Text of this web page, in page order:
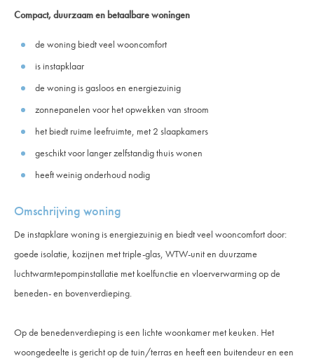
Compact, duurzaam en betaalbare woningen
de woning biedt veel wooncomfort
is instapklaar
de woning is gasloos en energiezuinig
zonnepanelen voor het opwekken van stroom
het biedt ruime leefruimte, met 2 slaapkamers
geschikt voor langer zelfstandig thuis wonen
heeft weinig onderhoud nodig
Omschrijving woning
De instapklare woning is energiezuinig en biedt veel wooncomfort door:
goede isolatie, kozijnen met triple-glas, WTW-unit en duurzame
luchtwarmtepompinstallatie met koelfunctie en vloerverwarming op de
beneden- en bovenverdieping.
Op de benedenverdieping is een lichte woonkamer met keuken. Het
woongedeelte is gericht op de tuin/terras en heeft een buitendeur en een